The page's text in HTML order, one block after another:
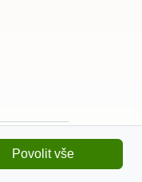
Povolit vše